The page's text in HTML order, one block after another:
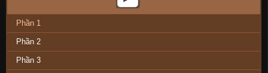
Phần 1
Phần 2
Phần 3